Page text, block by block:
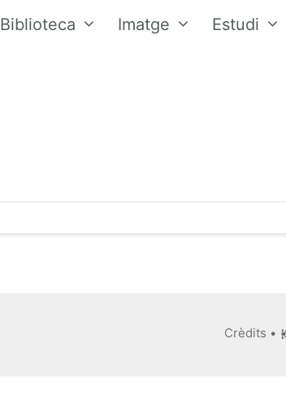
Biblioteca Imatge Estudi
Crèdits •